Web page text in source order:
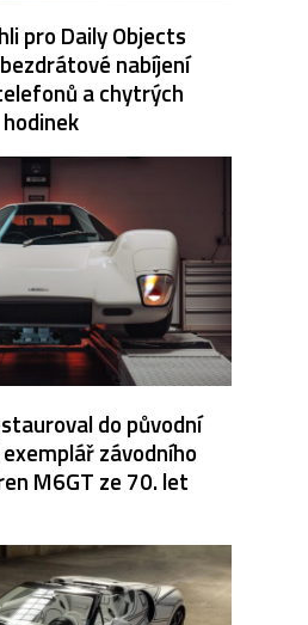
pro Daily Objects
nabíjení
a chytrých
hodinek
do původní
závodního
M6GT ze 70. let